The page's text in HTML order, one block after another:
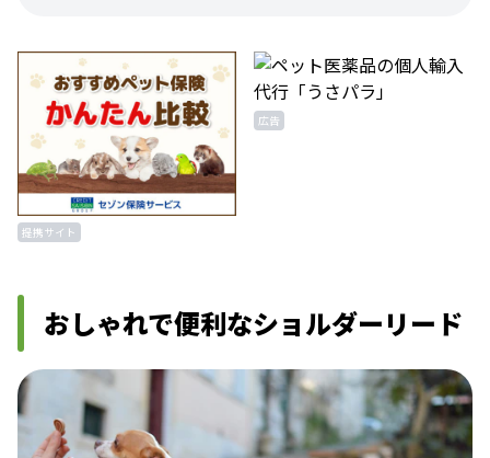
提携サイト
広告
おしゃれで便利なショルダーリード